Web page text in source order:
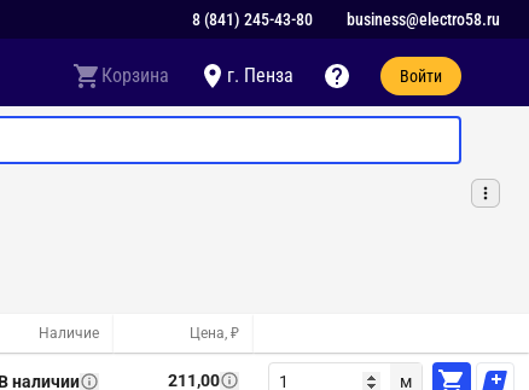
8 (841) 245-43-80 business@electro58.ru
Корзина г. Пенза Войти
Наличие Цена, ₽
наличии 211,00 м